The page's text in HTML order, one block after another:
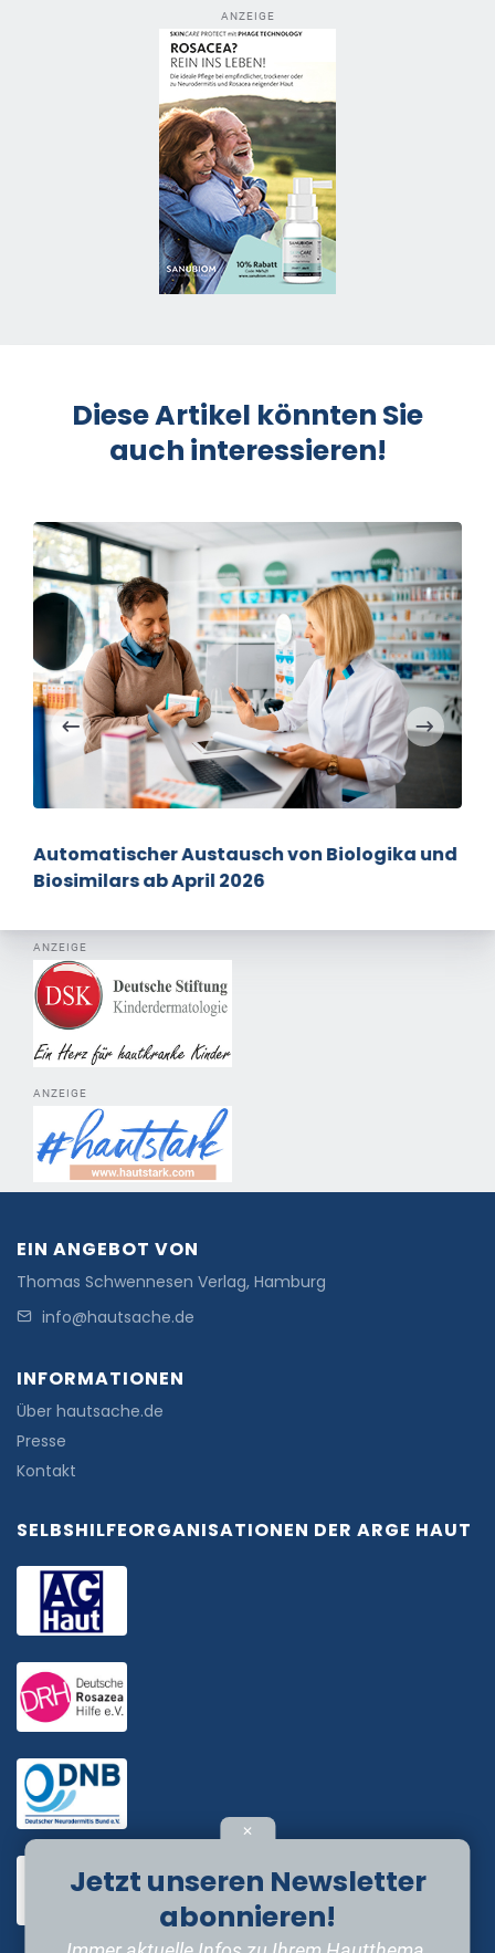
ANZEIGE
Diese Artikel könnten Sie
auch interessieren!
Automatischer Austausch von Biologika und
Biosimilars ab April 2026
ANZEIGE
ANZEIGE
EIN ANGEBOT VON
Thomas Schwennesen Verlag, Hamburg
info@hautsache.de
INFORMATIONEN
Über hautsache.de
Presse
Kontakt
SELBSHILFEORGANISATIONEN DER ARGE HAUT
✕
Jetzt unseren Newsletter
abonnieren!